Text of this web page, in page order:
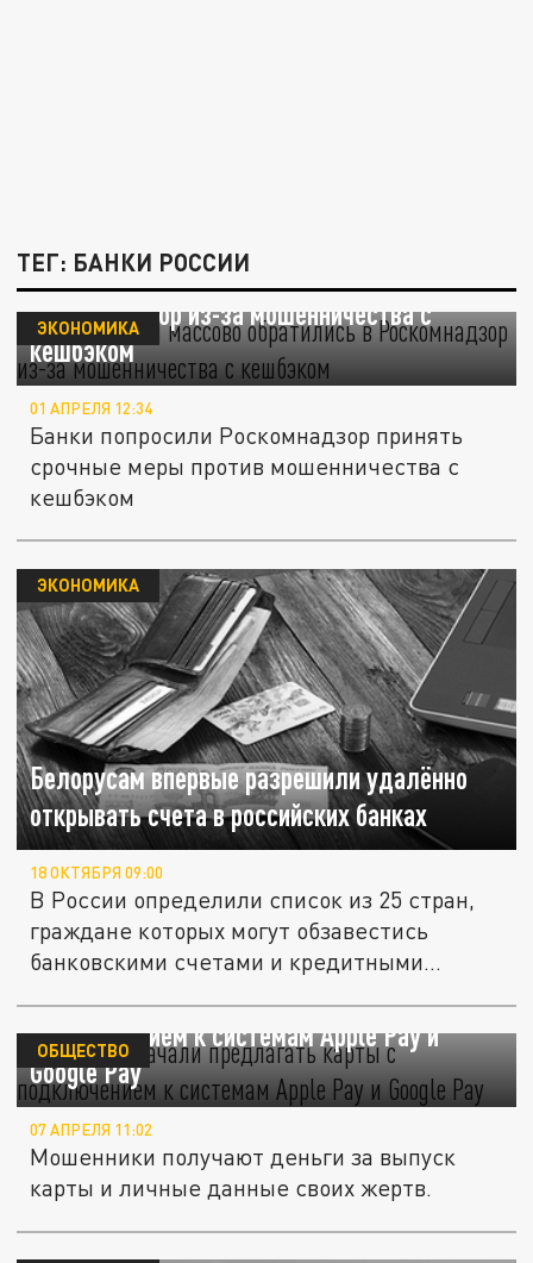
ТЕГ: БАНКИ РОССИИ
Банки России массово обратились в
Роскомнадзор из-за мошенничества с
кешбэком
ЭКОНОМИКА
01 АПРЕЛЯ 12:34
Банки попросили Роскомнадзор принять
срочные меры против мошенничества с
кешбэком
Белорусам впервые разрешили удалённо
открывать счета в российских банках
ЭКОНОМИКА
18 ОКТЯБРЯ 09:00
В России определили список из 25 стран,
граждане которых могут обзавестись
банковскими счетами и кредитными...
Аферисты начали предлагать карты с
подключением к системам Apple Pay и
Google Pay
ОБЩЕСТВО
07 АПРЕЛЯ 11:02
Мошенники получают деньги за выпуск
карты и личные данные своих жертв.